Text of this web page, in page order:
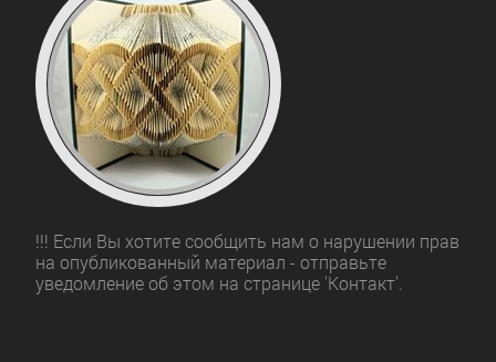
!!! Если Вы хотите сообщить нам о нарушении прав
на опубликованный материал - отправьте
уведомление об этом на странице 'Контакт'.